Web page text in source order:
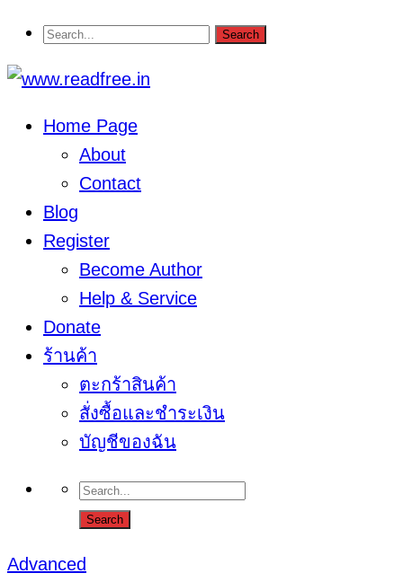
Home Page
About
Contact
Blog
Register
Become Author
Help & Service
Donate
ร้านค้า
ตะกร้าสินค้า
สั่งซื้อและชำระเงิน
บัญชีของฉัน
Advanced